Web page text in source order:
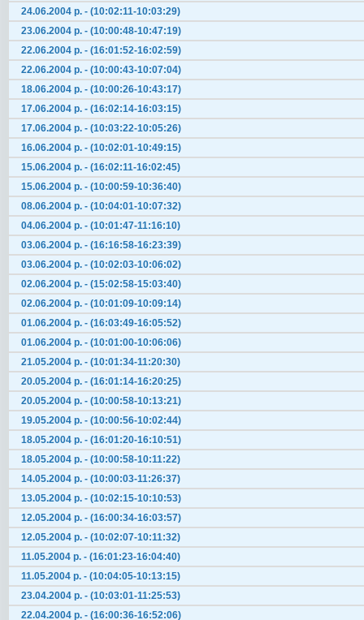
24.06.2004 р. - (10:02:11-10:03:29)
23.06.2004 р. - (10:00:48-10:47:19)
22.06.2004 р. - (16:01:52-16:02:59)
22.06.2004 р. - (10:00:43-10:07:04)
18.06.2004 р. - (10:00:26-10:43:17)
17.06.2004 р. - (16:02:14-16:03:15)
17.06.2004 р. - (10:03:22-10:05:26)
16.06.2004 р. - (10:02:01-10:49:15)
15.06.2004 р. - (16:02:11-16:02:45)
15.06.2004 р. - (10:00:59-10:36:40)
08.06.2004 р. - (10:04:01-10:07:32)
04.06.2004 р. - (10:01:47-11:16:10)
03.06.2004 р. - (16:16:58-16:23:39)
03.06.2004 р. - (10:02:03-10:06:02)
02.06.2004 р. - (15:02:58-15:03:40)
02.06.2004 р. - (10:01:09-10:09:14)
01.06.2004 р. - (16:03:49-16:05:52)
01.06.2004 р. - (10:01:00-10:06:06)
21.05.2004 р. - (10:01:34-11:20:30)
20.05.2004 р. - (16:01:14-16:20:25)
20.05.2004 р. - (10:00:58-10:13:21)
19.05.2004 р. - (10:00:56-10:02:44)
18.05.2004 р. - (16:01:20-16:10:51)
18.05.2004 р. - (10:00:58-10:11:22)
14.05.2004 р. - (10:00:03-11:26:37)
13.05.2004 р. - (10:02:15-10:10:53)
12.05.2004 р. - (16:00:34-16:03:57)
12.05.2004 р. - (10:02:07-10:11:32)
11.05.2004 р. - (16:01:23-16:04:40)
11.05.2004 р. - (10:04:05-10:13:15)
23.04.2004 р. - (10:03:01-11:25:53)
22.04.2004 р. - (16:00:36-16:52:06)